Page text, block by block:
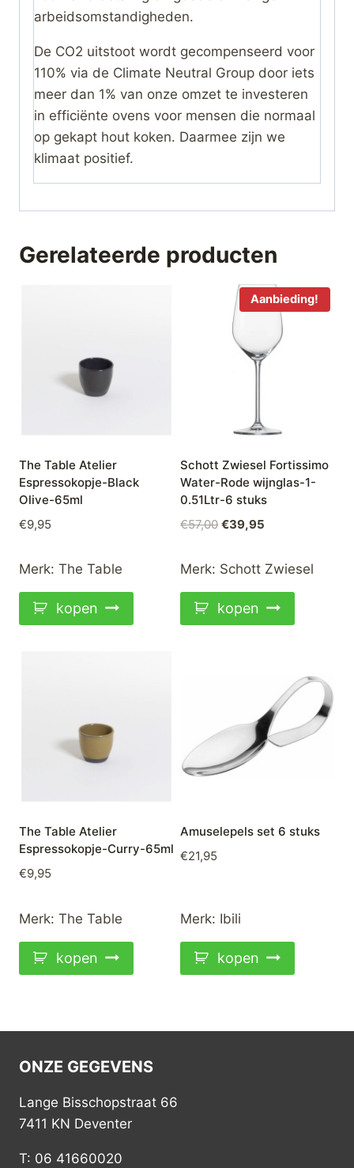
arbeidsomstandigheden.
De CO2 uitstoot wordt gecompenseerd voor
110% via de Climate Neutral Group door iets
meer dan 1% van onze omzet te investeren
in efficiënte ovens voor mensen die normaal
op gekapt hout koken. Daarmee zijn we
klimaat positief.
Gerelateerde producten
The Table Atelier
Espressokopje-Black
Olive-65ml
€9,95
Merk: The Table
kopen
Aanbieding!
Schott Zwiesel Fortissimo
Water-Rode wijnglas-1-
0.51Ltr-6 stuks
€57,00 Oorspronkelijke
was:
€39,95
is:
Merk: Schott Zwiesel
kopen
The Table Atelier
Espressokopje-Curry-65ml
€9,95
Merk: The Table
kopen
Amuselepels set 6 stuks
€21,95
Merk: Ibili
kopen
ONZE GEGEVENS
Lange Bisschopstraat 66
7411 KN Deventer
T: 06 41660020